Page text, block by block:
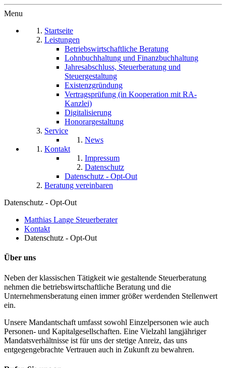
Menu
Startseite
Leistungen
Betriebswirtschaftliche Beratung
Lohnbuchhaltung und Finanzbuchhaltung
Jahresabschluss, Steuerberatung und
Steuergestaltung
Existenzgründung
Vertragsprüfung (in Kooperation mit RA-
Kanzlei)
Digitalisierung
Honorargestaltung
Service
News
Kontakt
Impressum
Datenschutz
Datenschutz - Opt-Out
Beratung vereinbaren
Datenschutz - Opt-Out
Matthias Lange Steuerberater
Kontakt
Datenschutz - Opt-Out
Über uns
Neben der klassischen Tätigkeit wie gestaltende Steuerberatung
nehmen die betriebswirtschaftliche Beratung und die
Unternehmensberatung einen immer größer werdenden Stellenwert
ein.
Unsere Mandantschaft umfasst sowohl Einzelpersonen wie auch
Personen- und Kapitalgesellschaften. Eine Vielzahl langjähriger
Mandatsverhältnisse ist für uns der stetige Anreiz, das uns
entgegengebrachte Vertrauen auch in Zukunft zu bewahren.